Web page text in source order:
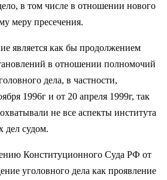
в том числе в отношении нового
меру пресечения.
является как бы продолжением
в отношении полномочий
дела, в частности,
1996г и от 20 апреля 1999г, так
не все аспекты института
дел судом.
Конституционного Суда РФ от
уголовного дела как проявление